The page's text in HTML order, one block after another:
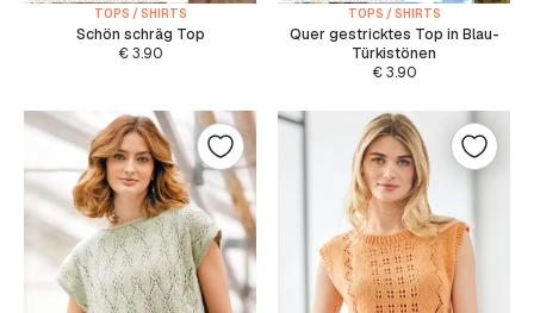
TOPS / SHIRTS
Schön schräg Top
€3.90
TOPS / SHIRTS
Quer gestricktes Top in Blau-
Türkistönen
€3.90